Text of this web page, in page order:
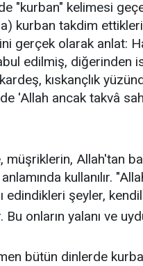
"kurban" kelimesi
kurban takdim
gerçek olarak anlat:
edilmiş, diğerinden
kıskançlık
'Allah ancak takvâ
Allah'tan
anlamında kullanılır.
edindikleri şeyler,
Bu onların yalanı ve
bütün dinlerde